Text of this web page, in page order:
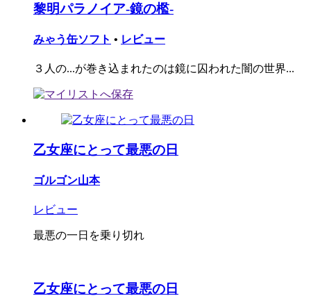
黎明パラノイア-鏡の檻-
みゃう缶ソフト • レビュー
３人の...が巻き込まれたのは鏡に囚われた闇の世界...
乙女座にとって最悪の日
ゴルゴン山本
レビュー
最悪の一日を乗り切れ
乙女座にとって最悪の日